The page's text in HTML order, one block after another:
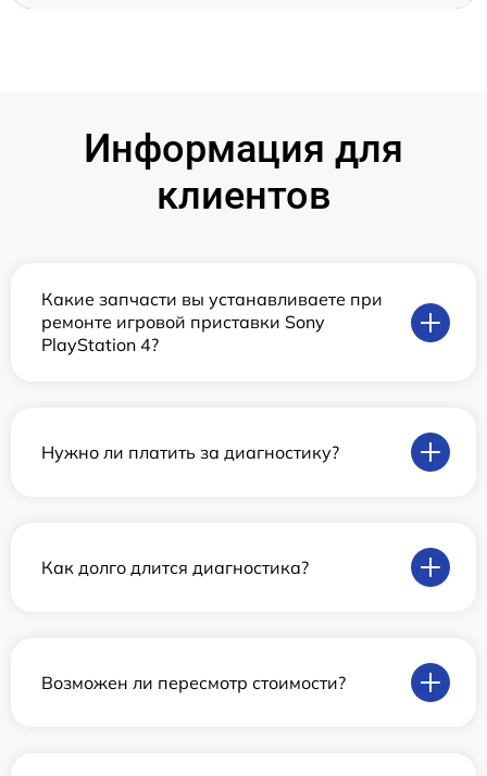
Информация для
клиентов
Какие запчасти вы устанавливаете при
ремонте игровой приставки Sony
PlayStation 4?
Нужно ли платить за диагностику?
Как долго длится диагностика?
Возможен ли пересмотр стоимости?